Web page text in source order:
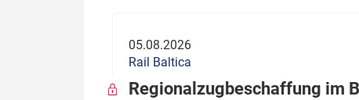
05.08.2026
Rail Baltica
Regionalzugbeschaffung im